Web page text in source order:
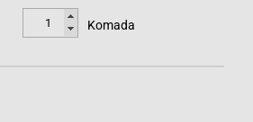
Komada